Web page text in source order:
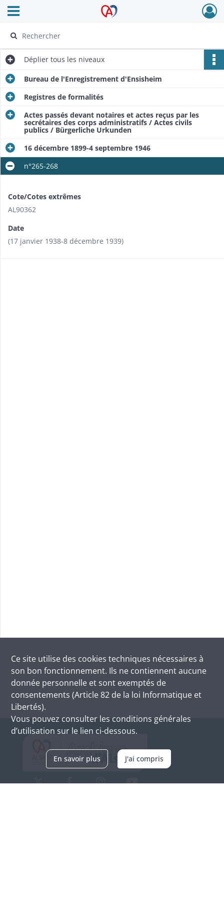
Archives Alsace - Colmar
Ouvrir le menu déroulant
Déplier tous les niveaux
Bureau de l'Enregistrement d'Ensisheim
Registres de formalités
Actes passés devant notaires et actes reçus par les
secrétaires des corps administratifs / Actes civils
publics / Bürgerliche Urkunden
16 décembre 1899-4 septembre 1946
n°265-268
Cote/Cotes extrêmes
AL90362
Date
(17 janvier 1938-8 décembre 1939)
Ce site utilise des cookies techniques nécessaires à
son bon fonctionnement. Ils ne contiennent aucune
donnée personnelle et sont exemptés de
consentements (Article 82 de la loi Informatique et
Libertés).
Vous pouvez consulter les conditions générales
d’utilisation sur le lien ci-dessous.
En savoir plus J'ai compris